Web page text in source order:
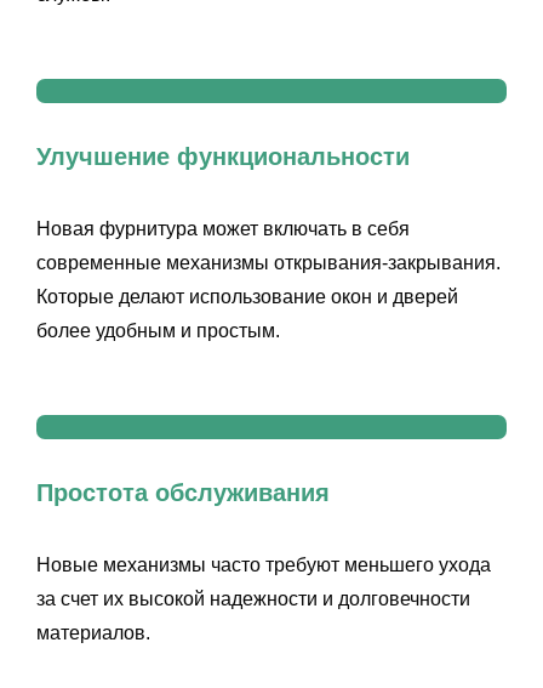
Улучшение функциональности
Новая фурнитура может включать в себя
современные механизмы открывания-закрывания.
Которые делают использование окон и дверей
более удобным и простым.
Простота обслуживания
Новые механизмы часто требуют меньшего ухода
за счет их высокой надежности и долговечности
материалов.